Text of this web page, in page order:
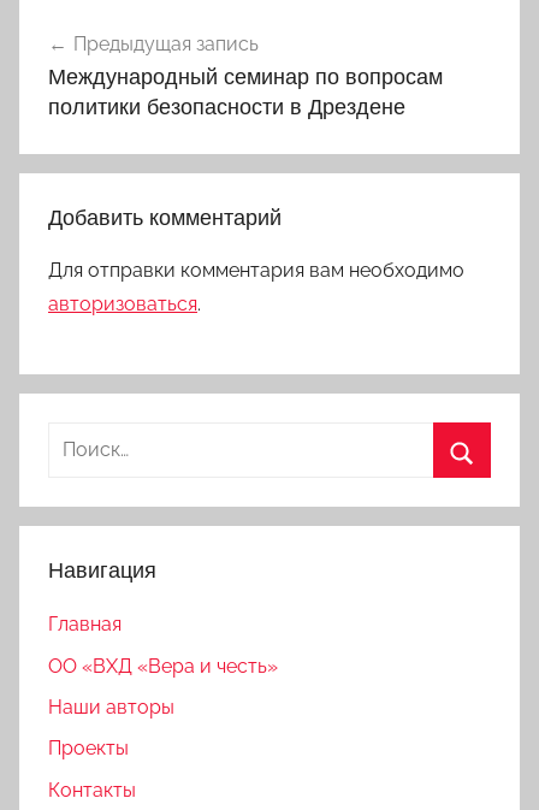
по
записям
Предыдущая запись
Международный семинар по вопросам
политики безопасности в Дрездене
Добавить комментарий
Для отправки комментария вам необходимо
авторизоваться.
Найти:
Навигация
Главная
ОО «ВХД «Вера и честь»
Наши авторы
Проекты
Контакты